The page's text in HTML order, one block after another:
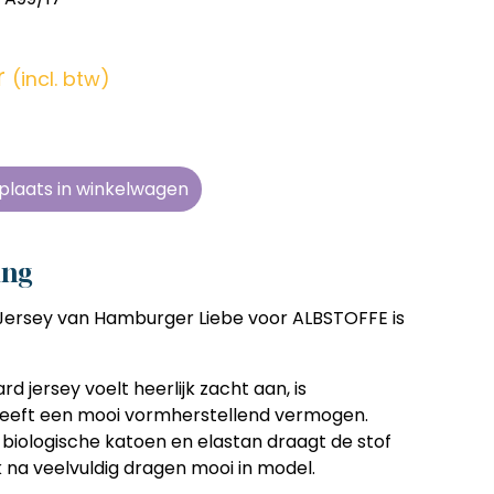
(incl. btw)
plaats in winkelwagen
van Hamburger Liebe voor ALBSTOFFE is
jersey voelt heerlijk zacht aan, is
een mooi vormherstellend vermogen.
katoen en elastan draagt de stof
veelvuldig dragen mooi in model.
zonder
tijd
zonder
tijd
zonder
tijd
zonder
tijd